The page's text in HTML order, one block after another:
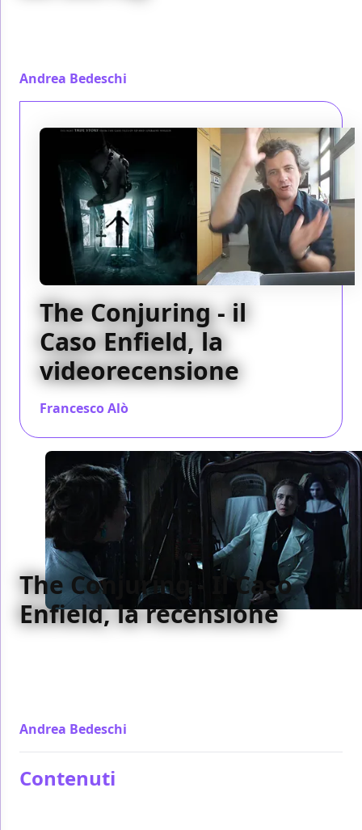
Andrea Bedeschi
The Conjuring - il
Caso Enfield, la
videorecensione
Francesco Alò
The Conjuring - Il Caso
Enfield, la recensione
Andrea Bedeschi
Contenuti